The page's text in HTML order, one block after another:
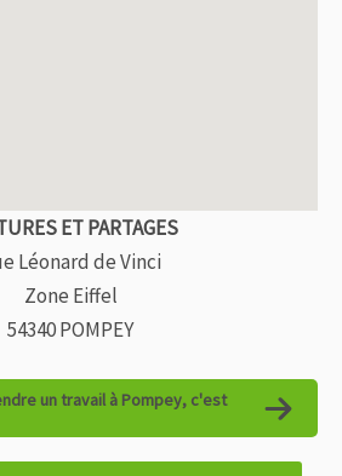
ET PARTAGES
Léonard de Vinci
Zone Eiffel
54340 POMPEY
un travail à Pompey, c'est